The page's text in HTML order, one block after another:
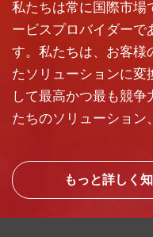
私たちは常に国際市場
ービスプロバイダーで
す。私たちは、お客様
たソリューションに変
して最高かつ最も競
たちのソリューション
もっと詳しく